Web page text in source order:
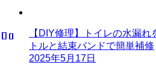
【DIY修理】トイレの水漏
トルと結束バンドで簡単補修
2025年5月17日